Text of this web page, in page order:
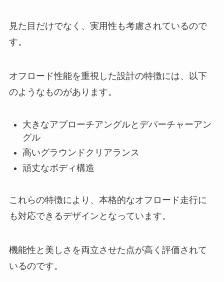
見た目だけでなく、実用性も考慮されているので
す。
オフロード性能を重視した設計の特徴には、以下
のようなものがあります。
大きなアプローチアングルとデパーチャーアン
グル
高いグラウンドクリアランス
頑丈なボディ構造
これらの特徴により、本格的なオフロード走行に
も対応できるデザインとなっています。
機能性と美しさを両立させた点が高く評価されて
いるのです。